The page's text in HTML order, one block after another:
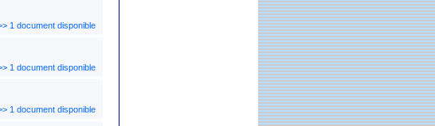
1 document disponible
1 document disponible
1 document disponible